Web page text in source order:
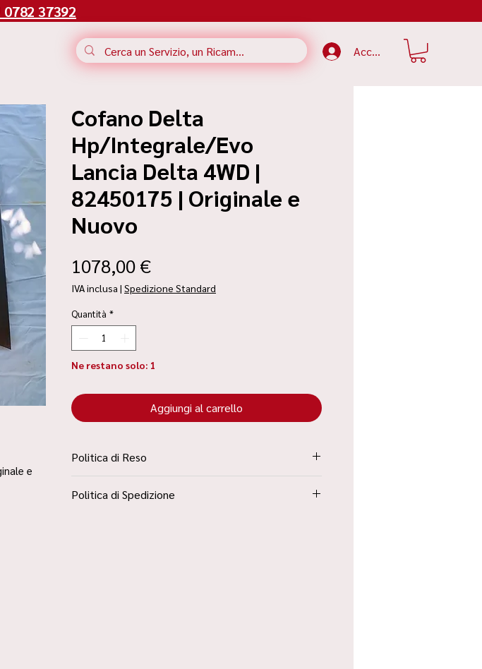
37392
Accedi
e
Cofano Delta
Hp/Integrale/Evo
Lancia Delta 4WD |
82450175 | Originale e
Nuovo
1078,00 €Prezzo
IVA inclusa | Spedizione Standard
Quantità *
Ne restano solo: 1
Aggiungi al carrello
Politica di Reso
Condizioni”
Politica di Spedizione